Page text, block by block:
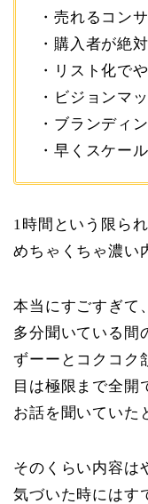
・売れるコン
・購入者が絶
・リスト化で
・ビジョンマ
・ブランディ
・早くスケー
1時間という限ら
めちゃくちゃ濃い
本当にすごすぎて、
多分聞いている間
ずーーとコクコク
目は極限まで全開
お話を聞いていた
そのくらい内容は
気づいた時にはす